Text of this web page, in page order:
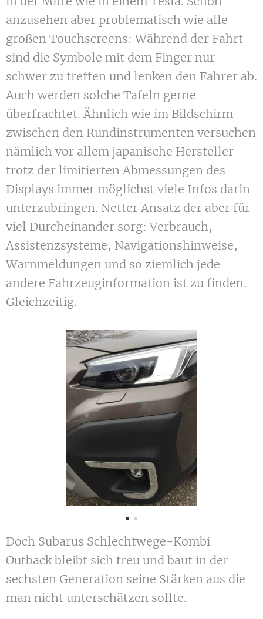
anzusehen aber problematisch wie alle
großen Touchscreens: Während der Fahrt
sind die Symbole mit dem Finger nur
schwer zu treffen und lenken den Fahrer ab.
Auch werden solche Tafeln gerne
überfrachtet. Ähnlich wie im Bildschirm
zwischen den Rundinstrumenten versuchen
nämlich vor allem japanische Hersteller
trotz der limitierten Abmessungen des
Displays immer möglichst viele Infos darin
unterzubringen. Netter Ansatz der aber für
viel Durcheinander sorg: Verbrauch,
Assistenzsysteme, Navigationshinweise,
Warnmeldungen und so ziemlich jede
andere Fahrzeuginformation ist zu finden.
Gleichzeitig.
Doch Subarus Schlechtwege-Kombi
Outback bleibt sich treu und baut in der
sechsten Generation seine Stärken aus die
man nicht unterschätzen sollte.